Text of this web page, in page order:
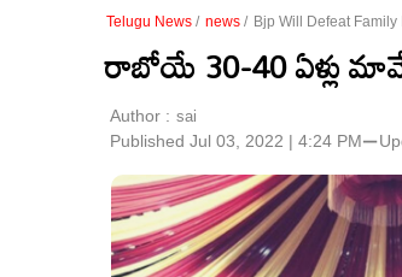
Telugu News / news / Bjp Will Defeat
రాబోయే 30-40 ఏళ్లు
Author : sai
Published Jul 03, 2022 | 4:24 PM⚊